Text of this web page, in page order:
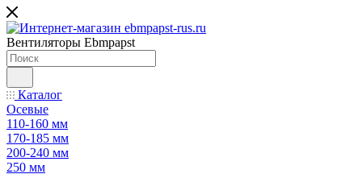
Вентиляторы Ebmpapst
Каталог
Осевые
110-160 мм
170-185 мм
200-240 мм
250 мм